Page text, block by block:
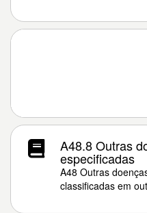
A48.8 Outras
especificadas
A48 Outras
classificadas em